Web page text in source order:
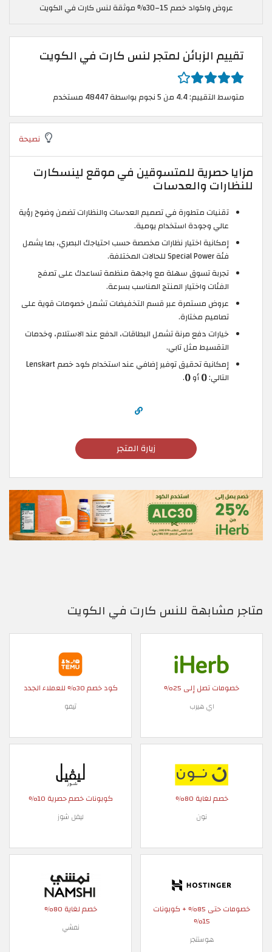
عروض واكواد خصم 15–30% موثقة لنس كارت في الكويت
تقييم الزبائن لمتجر لنس كارت في الكويت
متوسط التقييم: 4.4 من 5 نجوم بواسطة 48447 مستخدم
نصيحة
مزايا حصرية للمتسوقين في موقع لينسكارت
للنظارات والعدسات
تقنيات متطورة في تصميم العدسات والنظارات تضمن وضوح رؤية
عالي وجودة استخدام يومية.
إمكانية اختيار نظارات مخصصة حسب احتياجك البصري، بما يشمل
فئة Special Power للحالات المختلفة.
تجربة تسوق سهلة مع واجهة منظمة تساعدك على تصفح
الفئات واختيار المنتج المناسب بسرعة.
عروض مستمرة عبر قسم التخفيضات تشمل خصومات قوية على
تصاميم مختارة.
خيارات دفع مرنة تشمل البطاقات، الدفع عند الاستلام، وخدمات
التقسيط مثل تابي.
إمكانية تحقيق توفير إضافي عند استخدام كود خصم Lenskart
التالي:()أو()
.
زيارة المتجر
متاجر مشابهة للنس كارت في الكويت
خصومات تصل إلى 25%
اي هيرب
كود خصم 30% للعملاء الجدد
تيمو
خصم لغاية 80%
نون
كوبونات خصم حصرية 10%
ليفل شوز
خصومات حتى 85% + كوبونات
15%
هوستنجر
خصم لغاية 80%
نمشي